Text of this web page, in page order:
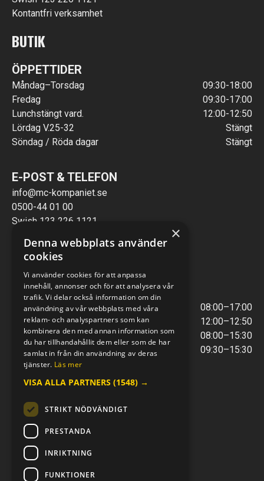
Kontantfri verksamhet
BUTIK
ÖPPETTIDER
Måndag–Torsdag
09:30-18:00
Fredag
09:30-17:00
Lunchstängt vard.
12:00-12:50
Lördag V.25-32
Stängt
Söndag / Röda dagar
Stängt
E-POST & TELEFON
info@mc-kompaniet.se
0500-44 01 00
Swish 123 226 1121
VERKSTAD
ÖPPETTIDER
Måndag - Torsdag
08:00–17:00
Lunchstängt
12:00–12:50
Fredagar
08:00–15:30
Telefontider
09:30–15:30
E-POST & TELEFON
verkstaden@mc-kompaniet.se
0500-44 01 00
Swish 123 226 1121
Kontantfri verksamhet
FÖLJ OSS
×
Denna webbplats använder
cookies
Vi använder cookies för att anpassa
innehåll, annonser och för att analysera vår
trafik. Vi delar också information om din
användning av vår webbplats med våra
reklam- och analyspartners som kan
kombinera den med annan information som
du har tillhandahållit dem eller som de har
samlat in från din användning av deras
tjänster. Läs mer
VISA ALLA PARTNERS (1548) →
STRIKT NÖDVÄNDIGT
PRESTANDA
INRIKTNING
FUNKTIONER